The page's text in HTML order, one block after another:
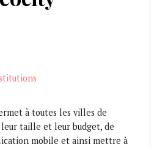
à toutes les villes de
taille et leur budget, de
mobile et ainsi mettre à